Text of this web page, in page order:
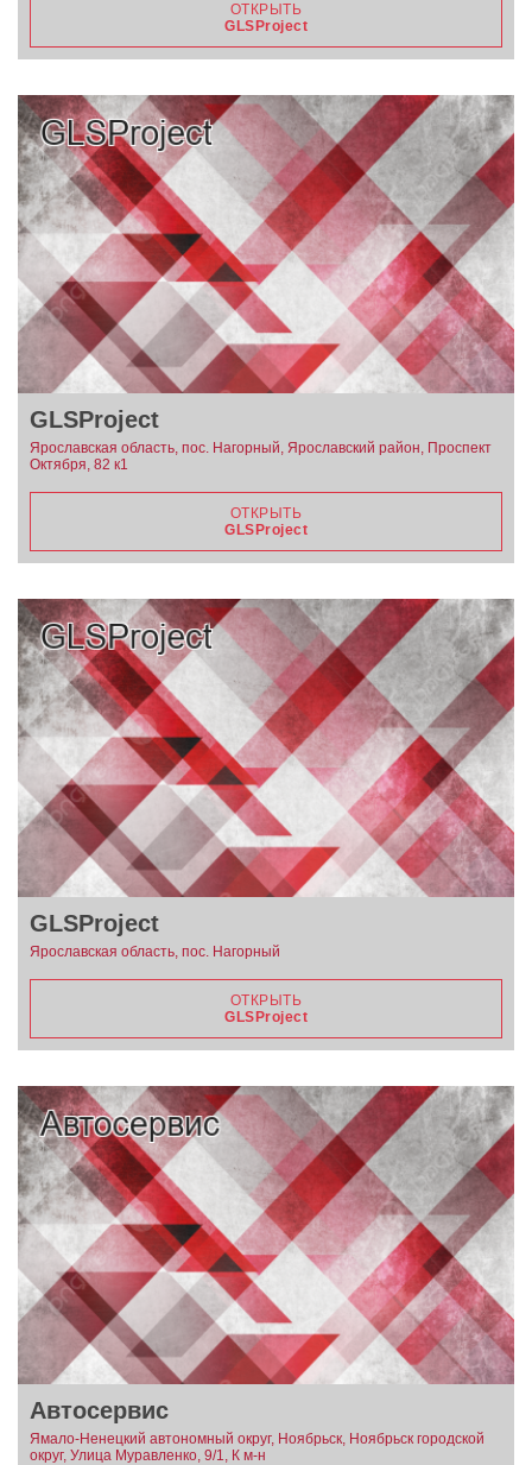
ОТКРЫТЬ
GLSProject
GLSProject
Ярославская область, пос. Нагорный, Ярославский район, Проспект
Октября, 82 к1
ОТКРЫТЬ
GLSProject
GLSProject
Ярославская область, пос. Нагорный
ОТКРЫТЬ
GLSProject
Автосервис
Ямало-Ненецкий автономный округ, Ноябрьск, Ноябрьск городской
округ, Улица Муравленко, 9/1, К м-н